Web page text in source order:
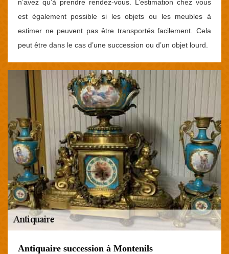
n’avez qu’à prendre rendez-vous. L’estimation chez vous
est également possible si les objets ou les meubles à
estimer ne peuvent pas être transportés facilement. Cela
peut être dans le cas d’une succession ou d’un objet lourd.
Antiquaire succession à Montenils